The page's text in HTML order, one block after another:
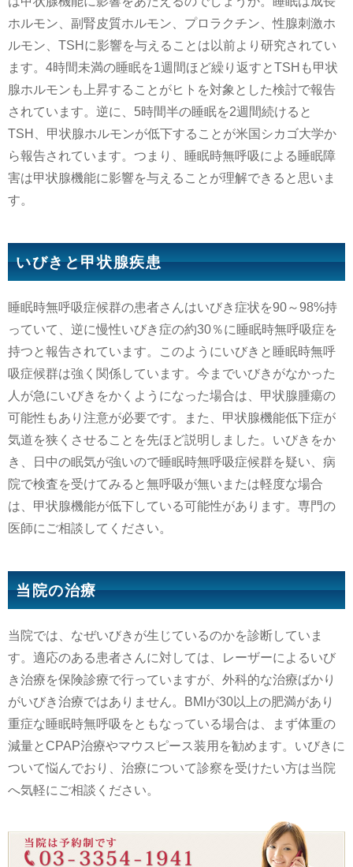
ホルモン、副腎皮質ホルモン、プロラクチン、性腺刺激ホ
ルモン、TSHに影響を与えることは以前より研究されてい
ます。4時間未満の睡眠を1週間ほど繰り返すとTSHも甲状
腺ホルモンも上昇することがヒトを対象とした検討で報告
されています。逆に、5時間半の睡眠を2週間続けると
TSH、甲状腺ホルモンが低下することが米国シカゴ大学か
ら報告されています。つまり、睡眠時無呼吸による睡眠障
害は甲状腺機能に影響を与えることが理解できると思いま
す。
いびきと甲状腺疾患
睡眠時無呼吸症候群の患者さんはいびき症状を90～98%持
っていて、逆に慢性いびき症の約30％に睡眠時無呼吸症を
持つと報告されています。このようにいびきと睡眠時無呼
吸症候群は強く関係しています。今までいびきがなかった
人が急にいびきをかくようになった場合は、甲状腺腫瘍の
可能性もあり注意が必要です。また、甲状腺機能低下症が
気道を狭くさせることを先ほど説明しました。いびきをか
き、日中の眠気が強いので睡眠時無呼吸症候群を疑い、病
院で検査を受けてみると無呼吸が無いまたは軽度な場合
は、甲状腺機能が低下している可能性があります。専門の
医師にご相談してください。
当院の治療
当院では、なぜいびきが生じているのかを診断していま
す。適応のある患者さんに対しては、レーザーによるいび
き治療を保険診療で行っていますが、外科的な治療ばかり
がいびき治療ではありません。BMIが30以上の肥満があり
重症な睡眠時無呼吸をともなっている場合は、まず体重の
減量とCPAP治療やマウスピース装用を勧めます。いびきに
ついて悩んでおり、治療について診察を受けたい方は当院
へ気軽にご相談ください。